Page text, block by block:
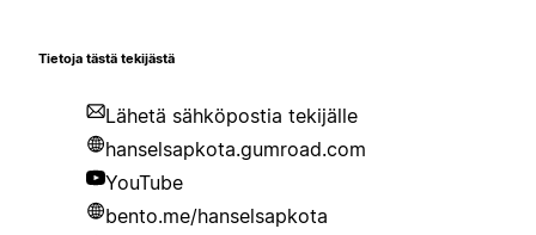
Tietoja tästä tekijästä
Lähetä sähköpostia tekijälle
hanselsapkota.gumroad.com
YouTube
bento.me/hanselsapkota